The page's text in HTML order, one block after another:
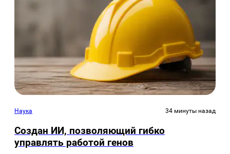
Наука 34 минуты назад
Создан ИИ, позволяющий гибко
управлять работой генов